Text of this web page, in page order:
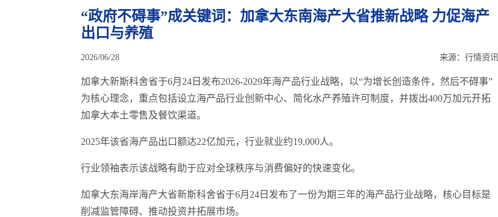
“政府不碍事”成关键词：加拿大东南海产大省推新战略 力促海产
出口与养殖
2026/06/28 来源：行情资讯
加拿大新斯科舍省于6月24日发布2026-2029年海产品行业战略，以“为增长创造条件，然后不碍事”
为核心理念，重点包括设立海产品行业创新中心、简化水产养殖许可制度，并拨出400万加元开拓
加拿大本土零售及餐饮渠道。
2025年该省海产品出口额达22亿加元，行业就业约19,000人。
行业领袖表示该战略有助于应对全球秩序与消费偏好的快速变化。
加拿大东海岸海产大省新斯科舍省于6月24日发布了一份为期三年的海产品行业战略，核心目标是
削减监管障碍、推动投资并拓展市场。